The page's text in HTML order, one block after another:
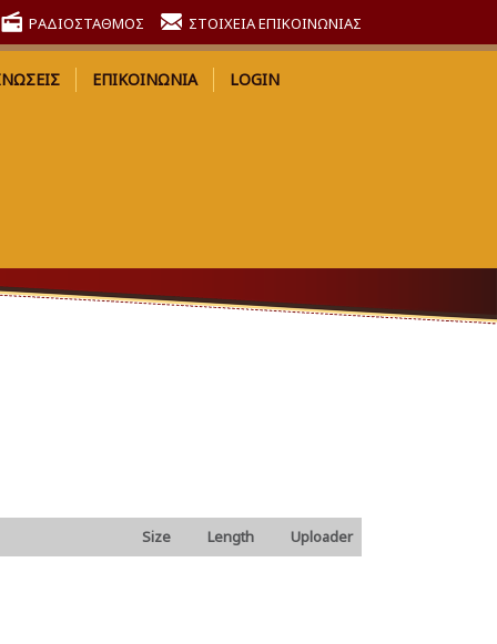
ΣΤΟΙΧΕΙΑ ΕΠΙΚΟΙΝΩΝΙΑΣ
ΡΑΔΙΟΣΤΑΘΜΟΣ
ΕΠΙΚΟΙΝΩΝΙΑ LOGIN
Size Length Uploader